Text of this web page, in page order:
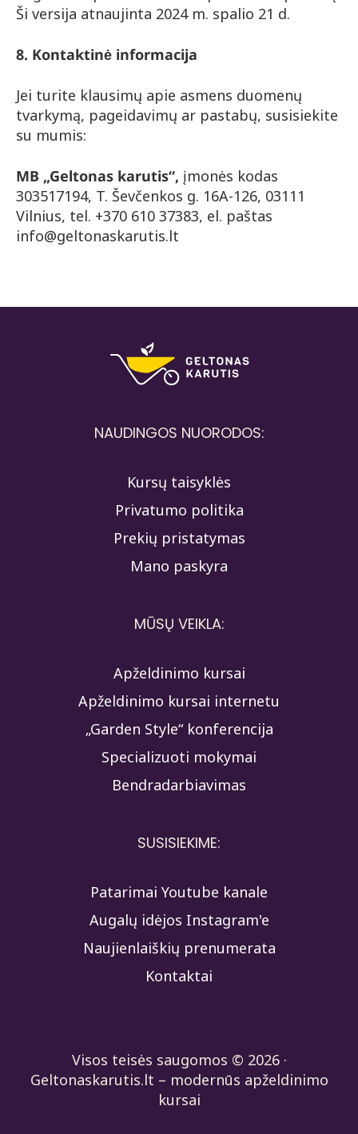
Ši versija atnaujinta 2024 m. spalio 21 d.
8. Kontaktinė informacija
Jei turite klausimų apie asmens duomenų
tvarkymą, pageidavimų ar pastabų, susisiekite
su mumis:
MB „Geltonas karutis“, įmonės kodas
303517194, T. Ševčenkos g. 16A-126, 03111
Vilnius, tel. +370 610 37383, el. paštas
info@geltonaskarutis.lt
NAUDINGOS NUORODOS:
Kursų taisyklės
Privatumo politika
Prekių pristatymas
Mano paskyra
MŪSŲ VEIKLA:
Apželdinimo kursai
Apželdinimo kursai internetu
„Garden Style“ konferencija
Specializuoti mokymai
Bendradarbiavimas
SUSISIEKIME:
Patarimai Youtube kanale
Augalų idėjos Instagram'e
Naujienlaiškių prenumerata
Kontaktai
Visos teisės saugomos © 2026 ·
Geltonaskarutis.lt – modernūs apželdinimo
kursai